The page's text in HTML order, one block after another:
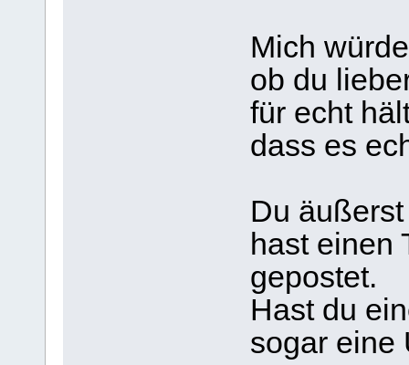
Mich
ob du
für echt
dass es
Du
hast einen
gepostet.
Hast du
sogar eine